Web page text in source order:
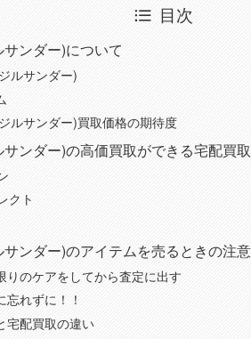
目次
ンダー)について
ルサンダー)
ルサンダー)買取価格の期待度
ンダー)の高価買取ができる宅配買
クト
ンダー)のアイテムを売るときの注
りのケアをしてから査定に出す
れずに！！
宅配買取の違い